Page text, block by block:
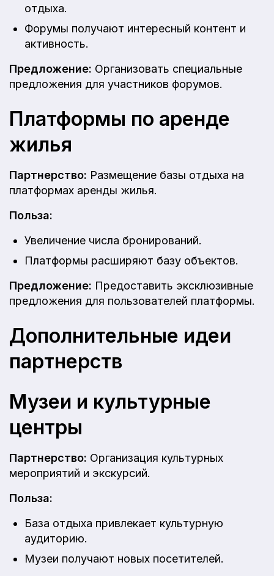
отдыха.
Форумы получают интересный контент и
активность.
Предложение: Организовать специальные
предложения для участников форумов.
Платформы по аренде
жилья
Партнерство: Размещение базы отдыха на
платформах аренды жилья.
Польза:
Увеличение числа бронирований.
Платформы расширяют базу объектов.
Предложение: Предоставить эксклюзивные
предложения для пользователей платформы.
Дополнительные идеи
партнерств
Музеи и культурные
центры
Партнерство: Организация культурных
мероприятий и экскурсий.
Польза:
База отдыха привлекает культурную
аудиторию.
Музеи получают новых посетителей.